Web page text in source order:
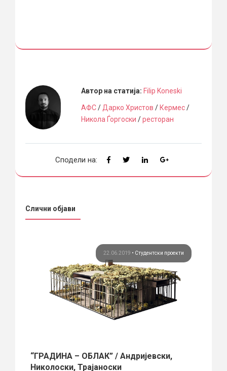
Автор на статија: Filip Koneski
АФС/Дарко Христов / Кермес/
Никола Ѓоргоски /ресторан
Сподели на:
Слични објави
22.06.2019 • Студентски проекти
“ГРАДИНА – ОБЛАК” / Андријевски,
Николоски, Трајаноски